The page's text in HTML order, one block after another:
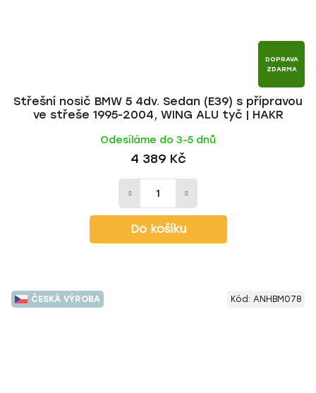
DOPRAVA
ZDARMA
Střešní nosič BMW 5 4dv. Sedan (E39) s přípravou
ve střeše 1995-2004, WING ALU tyč | HAKR
Odesíláme do 3-5 dnů
4 389 Kč
Do košíku
ČESKÁ VÝROBA Kód: ANHBM078